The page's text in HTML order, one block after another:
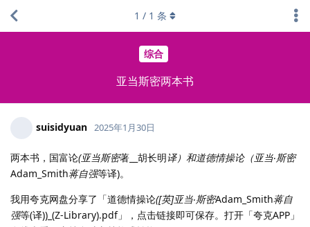
综合
亚当斯密两本书
1 / 1 条
suisidyuan 2025年1月30日
两本书，国富论(亚当斯密著__胡长明译）和道德情操论（亚当‧斯密
Adam_Smith蒋自强等译)。
我用夸克网盘分享了「道德情操论([英]亚当‧斯密Adam_Smith蒋自
强等(译))_(Z-Library).pdf」，点击链接即可保存。打开「夸克APP」